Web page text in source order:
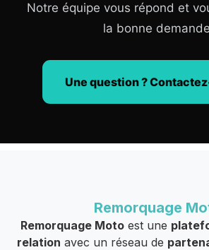
Notre équipe vous répond et
la bonne
Une question ?
Remorquage
Remorquage Motoest une
relation avec un réseau de